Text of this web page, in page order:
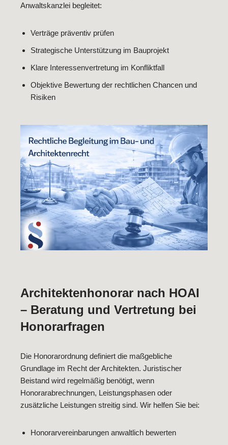
Anwaltskanzlei begleitet:
Verträge präventiv prüfen
Strategische Unterstützung im Bauprojekt
Klare Interessenvertretung im Konfliktfall
Objektive Bewertung der rechtlichen Chancen und
Risiken
Architektenhonorar nach HOAI
– Beratung und Vertretung bei
Honorarfragen
Die Honorarordnung definiert die maßgebliche
Grundlage im Recht der Architekten. Juristischer
Beistand wird regelmäßig benötigt, wenn
Honorarabrechnungen, Leistungsphasen oder
zusätzliche Leistungen streitig sind. Wir helfen Sie bei:
Honorarvereinbarungen anwaltlich bewerten